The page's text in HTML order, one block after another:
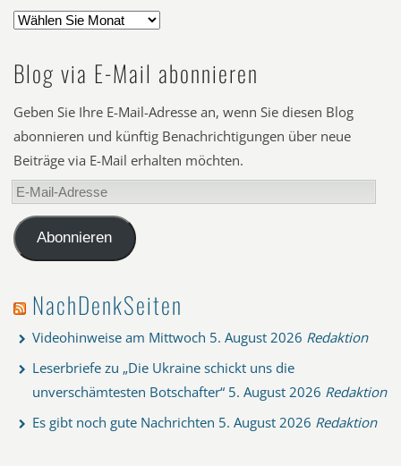
Blog via E-Mail abonnieren
Geben Sie Ihre E-Mail-Adresse an, wenn Sie diesen Blog
abonnieren und künftig Benachrichtigungen über neue
Beiträge via E-Mail erhalten möchten.
E-
Mail-
AdresseAbonnieren
NachDenkSeiten
Videohinweise am Mittwoch 5. August 2026 Redaktion
Leserbriefe zu „Die Ukraine schickt uns die
unverschämtesten Botschafter“ 5. August 2026 Redaktion
Es gibt noch gute Nachrichten 5. August 2026 Redaktion